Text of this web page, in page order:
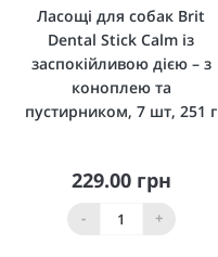
Ласощі для собак Brit
Dental Stick Calm із
заспокійливою дією – з
коноплею та
пустирником, 7 шт, 251 г
229.00 грн
- +